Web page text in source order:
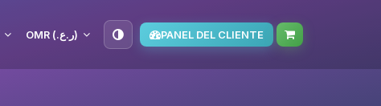
OMR (ر.ع.‏) PANEL DEL CLIENTE